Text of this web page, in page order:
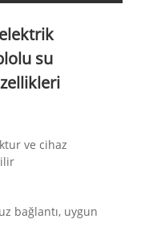
su
ve cihaz
bağlantı, uygun